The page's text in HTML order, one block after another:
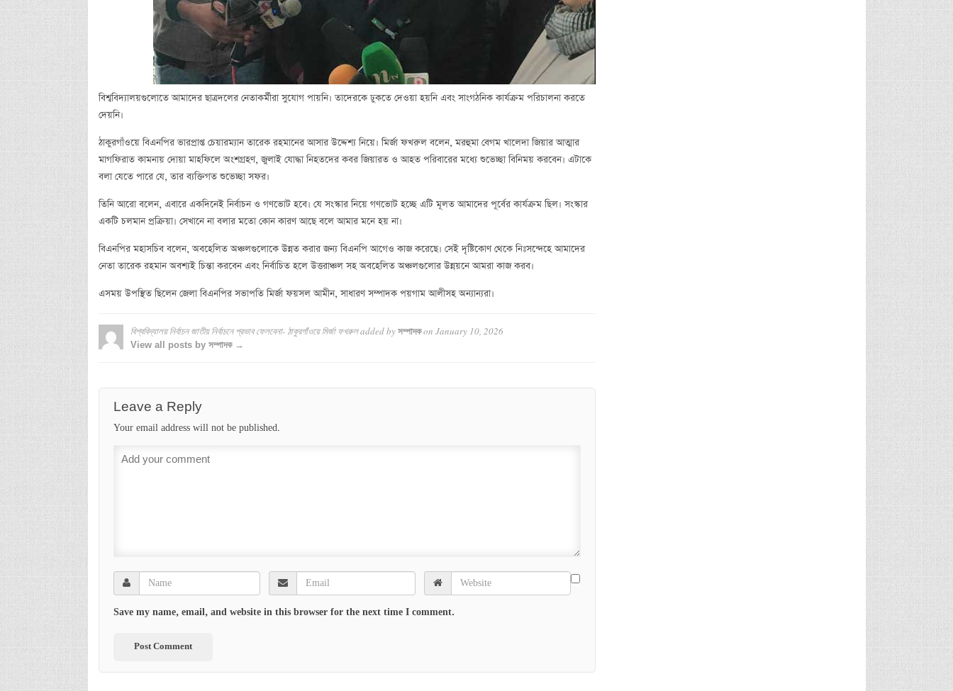
বিশ্ববিদ্যালয়গুলোতে আমাদের ছাত্রদলের নেতাকর্মীরা সুযোগ পায়নি। তাদেরকে ঢুকতে দেওয়া হয়নি এবং সাংগঠনিক কার্যক্রম পরিচালনা করতে
দেয়নি।
ঠাকুরগাঁওয়ে বিএনপির ভারপ্রাপ্ত চেয়ারম্যান তারেক রহমানের আসার উদ্দেশ্য নিয়ে। মির্জা ফখরুল বলেন, মরহুমা বেগম খালেদা জিয়ার আত্মার
মাগফিরাত কামনায় দোয়া মাহফিলে অংশগ্রহণ, জুলাই যোদ্ধা নিহতদের কবর জিয়ারত ও আহত পরিবারের মধ্যে শুভেচ্ছা বিনিময় করবেন। এটাকে
বলা যেতে পারে যে, তার ব্যক্তিগত শুভেচ্ছা সফর।
তিনি আরো বলেন, এবারে একদিনেই নির্বাচন ও গণভোট হবে। যে সংস্কার নিয়ে গণভোট হচ্ছে এটি মূলত আমাদের পূর্বের কার্যক্রম ছিল। সংস্কার
একটি চলমান প্রক্রিয়া। সেখানে না বলার মতো কোন কারণ আছে বলে আমার মনে হয় না।
বিএনপির মহাসচিব বলেন, অবহেলিত অঞ্চলগুলোকে উন্নত করার জন্য বিএনপি আগেও কাজ করেছে। সেই দৃষ্টিকোণ থেকে নিঃসন্দেহে আমাদের
নেতা তারেক রহমান অবশ্যই চিন্তা করবেন এবং নির্বাচিত হলে উত্তরাঞ্চল সহ অবহেলিত অঞ্চলগুলোর উন্নয়নে আমরা কাজ করব।
এসময় উপস্থিত ছিলেন জেলা বিএনপির সভাপতি মির্জা ফয়সল আমীন, সাধারণ সম্পাদক পয়গাম আলীসহ অন্যান্যরা।
বিশ্ববিদ্যালয় নির্বাচন জাতীয় নির্বাচনে প্রভাব ফেলবেনা- ঠাকুরগাঁওয়ে মির্জা ফখরুলadded by সম্পাদকon January 10, 2026
View all posts by সম্পাদক →
Leave a Reply
Your email address will not be published.
Save my name, email, and website in this browser for the next time I comment.